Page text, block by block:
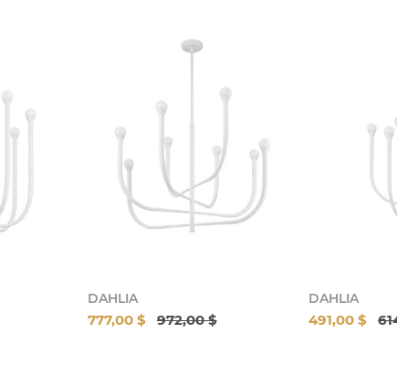
DAHLIA
777,00 $ 972,00 $
DAHLIA
491,00 $